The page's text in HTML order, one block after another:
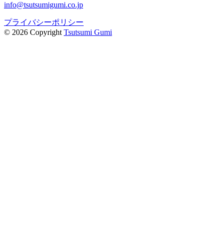
info@tsutsumigumi.co.jp
プライバシーポリシー
© 2026 CopyrightTsutsumi Gumi